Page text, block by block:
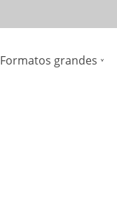
Formatos grandes